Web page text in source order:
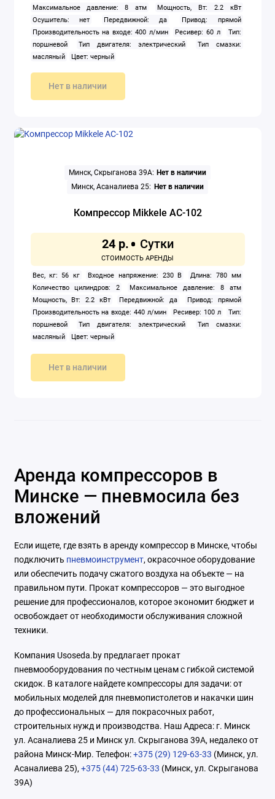
Максимальное давление: 8 атм
Мощность, Вт: 2.2 кВт
Осушитель: нет
Передвижной: да
Привод: прямой
Производительность на входе: 400 л/мин
Ресивер: 60 л
Тип:
поршневой
Тип двигателя: электрический
Тип смазки:
масляный
Цвет: черный
Нет в наличии
Минск, Скрыганова 39А: Нет в наличии
Минск, Асаналиева 25: Нет в наличии
Компрессор Mikkele AC-102
24 р.
Вес, кг: 56 кг Входное напряжение: 230 В
Длина: 780 мм
Количество цилиндров: 2
Максимальное давление: 8 атм
Мощность, Вт: 2.2 кВт
Передвижной: да
Привод: прямой
Производительность на входе: 440 л/мин
Ресивер: 100 л
Тип:
поршневой
Тип двигателя: электрический
Тип смазки:
масляный
Цвет: черный
Нет в наличии
Аренда компрессоров в
Минске — пневмосила без
вложений
Если ищете, где взять в аренду компрессор в Минске, чтобы
подключить пневмоинструмент, окрасочное оборудование
или обеспечить подачу сжатого воздуха на объекте — на
правильном пути. Прокат компрессоров — это выгодное
решение для профессионалов, которое экономит бюджет и
освобождает от необходимости обслуживания сложной
техники.
Компания Usoseda.by предлагает прокат
пневмооборудования по честным ценам с гибкой системой
скидок. В каталоге найдете компрессоры для задачи: от
мобильных моделей для пневмопистолетов и накачки шин
до профессиональных — для покрасочных работ,
строительных нужд и производства. Наш Адреса: г. Минск
ул. Асаналиева 25 и Минск ул. Скрыганова 39А, недалеко от
района Минск-Мир. Телефон:+375 (29) 129-63-33 (Минск, ул.
Асаналиева 25), +375 (44) 725-63-33 (Минск, ул. Скрыганова
39А)